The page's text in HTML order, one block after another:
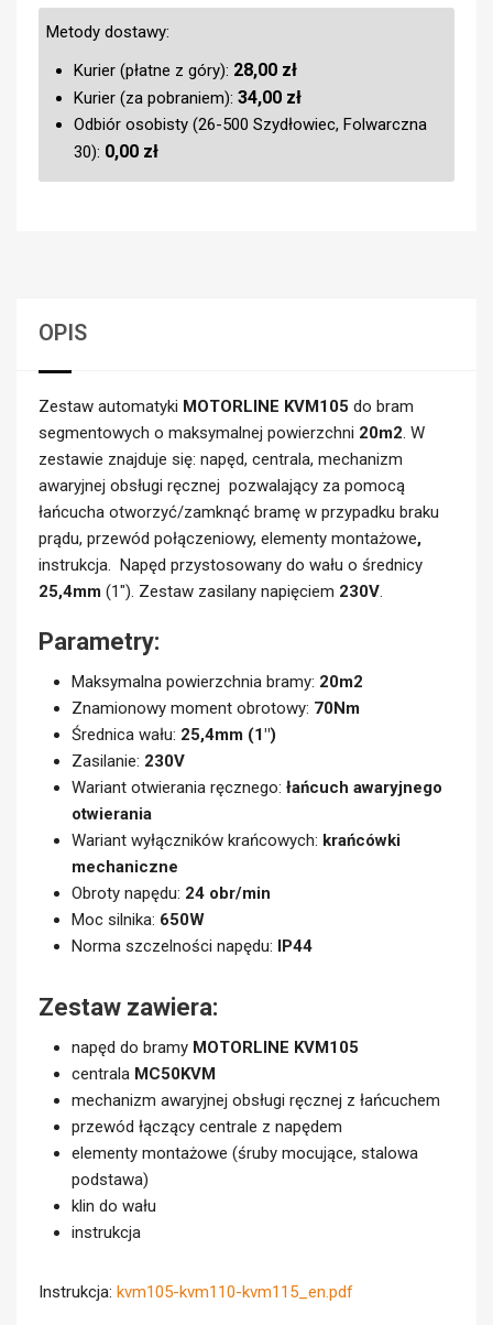
Metody dostawy:
Kurier (płatne z góry): 28,00 zł
Kurier (za pobraniem): 34,00 zł
Odbiór osobisty (26-500 Szydłowiec, Folwarczna
30): 0,00 zł
OPIS
Zestaw automatyki MOTORLINE KVM105 do bram
segmentowych o maksymalnej powierzchni 20m2. W
zestawie znajduje się: napęd, centrala, mechanizm
awaryjnej obsługi ręcznej pozwalający za pomocą
łańcucha otworzyć/zamknąć bramę w przypadku braku
prądu, przewód połączeniowy, elementy montażowe,
instrukcja. Napęd przystosowany do wału o średnicy
25,4mm (1″). Zestaw zasilany napięciem 230V.
Parametry:
Maksymalna powierzchnia bramy: 20m2
Znamionowy moment obrotowy: 70Nm
Średnica wału: 25,4mm (1″)
Zasilanie: 230V
Wariant otwierania ręcznego: łańcuch awaryjnego
otwierania
Wariant wyłączników krańcowych: krańcówki
mechaniczne
Obroty napędu: 24 obr/min
Moc silnika: 650W
Norma szczelności napędu: IP44
Zestaw zawiera:
napęd do bramy MOTORLINE KVM105
centrala MC50KVM
mechanizm awaryjnej obsługi ręcznej z łańcuchem
przewód łączący centrale z napędem
elementy montażowe (śruby mocujące, stalowa
podstawa)
klin do wału
instrukcja
Instrukcja: kvm105-kvm110-kvm115_en.pdf